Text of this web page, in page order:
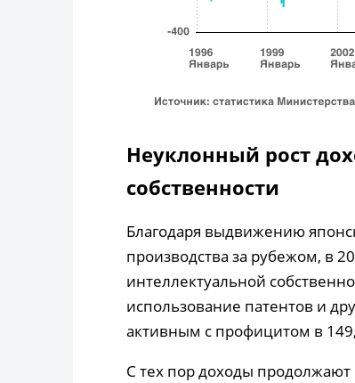
Неуклонный рост
собственности
Благодаря выдвижению
производства за рубежом, в
интеллектуальной
использование патентов и
активным с профицитом в
С тех пор доходы продолжают